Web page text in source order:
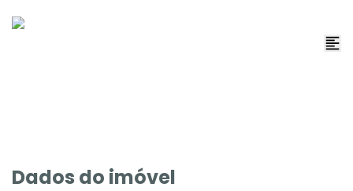
Dados do imóvel